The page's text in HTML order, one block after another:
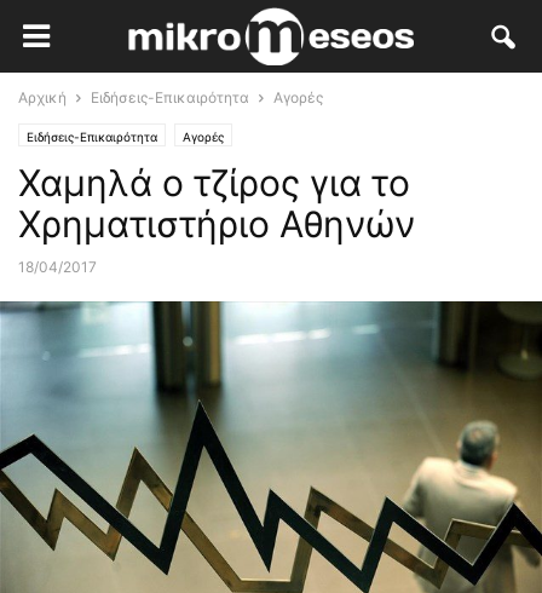
Αρχική Ειδήσεις-Επικαιρότητα Αγορές
Ειδήσεις-Επικαιρότητα Αγορές
Χαμηλά ο τζίρος για το
Χρηματιστήριο Αθηνών
18/04/2017